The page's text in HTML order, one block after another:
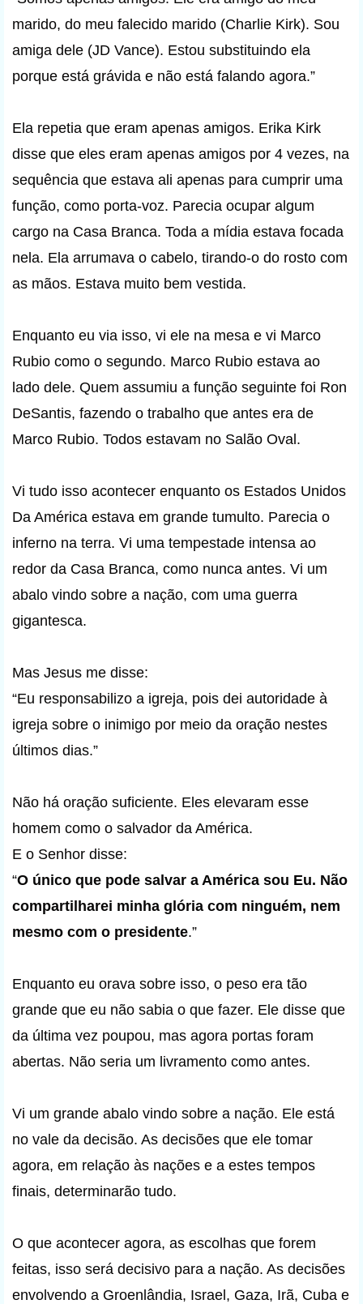
marido, do meu falecido marido (Charlie Kirk). Sou
amiga dele (JD Vance). Estou substituindo ela
porque está grávida e não está falando agora.”
Ela repetia que eram apenas amigos. Erika Kirk
disse que eles eram apenas amigos por 4 vezes, na
sequência que estava ali apenas para cumprir uma
função, como porta-voz. Parecia ocupar algum
cargo na Casa Branca. Toda a mídia estava focada
nela. Ela arrumava o cabelo, tirando-o do rosto com
as mãos. Estava muito bem vestida.
Enquanto eu via isso, vi ele na mesa e vi Marco
Rubio como o segundo. Marco Rubio estava ao
lado dele. Quem assumiu a função seguinte foi Ron
DeSantis, fazendo o trabalho que antes era de
Marco Rubio. Todos estavam no Salão Oval.
Vi tudo isso acontecer enquanto os Estados Unidos
Da América estava em grande tumulto. Parecia o
inferno na terra. Vi uma tempestade intensa ao
redor da Casa Branca, como nunca antes. Vi um
abalo vindo sobre a nação, com uma guerra
gigantesca.
Mas Jesus me disse:
“Eu responsabilizo a igreja, pois dei autoridade à
igreja sobre o inimigo por meio da oração nestes
últimos dias.”
Não há oração suficiente. Eles elevaram esse
homem como o salvador da América.
E o Senhor disse:
“O único que pode salvar a América sou Eu. Não
compartilharei minha glória com ninguém, nem
mesmo com o presidente.”
Enquanto eu orava sobre isso, o peso era tão
grande que eu não sabia o que fazer. Ele disse que
da última vez poupou, mas agora portas foram
abertas. Não seria um livramento como antes.
Vi um grande abalo vindo sobre a nação. Ele está
no vale da decisão. As decisões que ele tomar
agora, em relação às nações e a estes tempos
finais, determinarão tudo.
O que acontecer agora, as escolhas que forem
feitas, isso será decisivo para a nação. As decisões
envolvendo a Groenlândia, Israel, Gaza, Irã, Cuba e